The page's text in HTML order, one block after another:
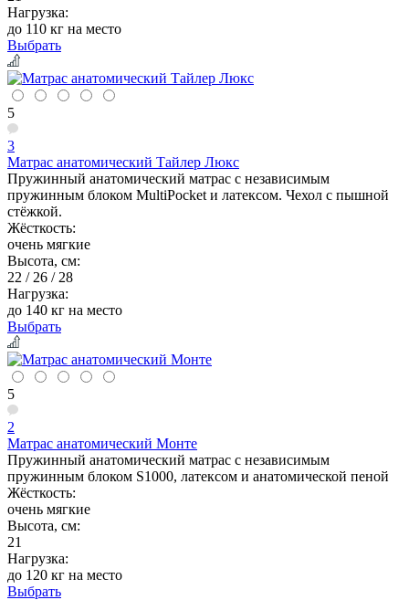
Нагрузка:
до 110 кг на место
Выбрать
5
3
Матрас анатомический Тайлер Люкс
Пружинный анатомический матрас с независимым
пружинным блоком MultiPocket и латексом. Чехол с пышной
стёжкой.
Жёсткость:
очень мягкие
Высота, см:
22 / 26 / 28
Нагрузка:
до 140 кг на место
Выбрать
5
2
Матрас анатомический Монте
Пружинный анатомический матрас с независимым
пружинным блоком S1000, латексом и анатомической пеной
Жёсткость:
очень мягкие
Высота, см:
21
Нагрузка:
до 120 кг на место
Выбрать